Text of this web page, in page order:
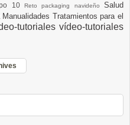
10Reto packaging navideñoSalud
Tratamientos para el
tutoriales vídeo-tutoriales